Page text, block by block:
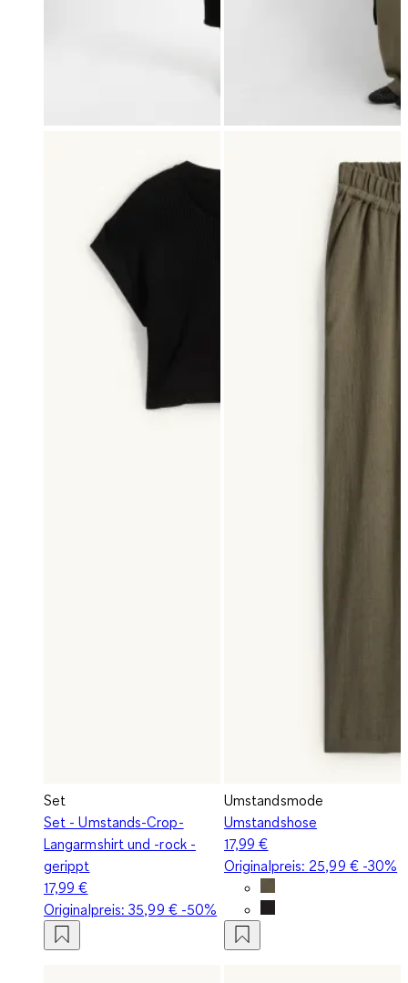
Set
Set - Umstands-Crop-
Langarmshirt und -rock -
gerippt
17,99 €
Originalpreis:35,99 €-50%
Umstandsmode
Umstandshose
17,99 €
Originalpreis: 25,99 €-30%